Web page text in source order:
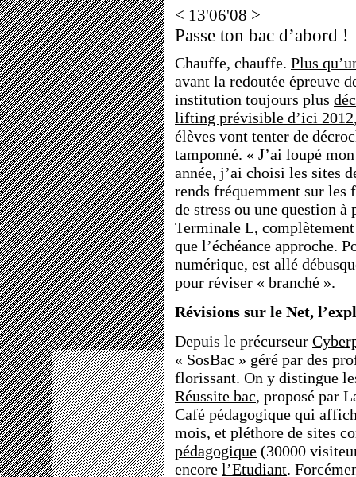
< 13'06'08 >
Passe ton bac d’abord !
Chauffe, chauffe. Plus
avant la redoutée épreuve
institution toujours plus
lifting prévisible d’ici 2012
élèves vont tenter de
tamponné. « J’ai loupé
année, j’ai choisi les sites
rends fréquemment sur les
de stress ou une question
Terminale L,
que l’échéance approche.
numérique, est allé
pour réviser « branché ».
Révisions sur le Net,
Depuis le précurseur
« SosBac » géré par des
florissant. On y distingue
Réussite bac, proposé par
Café pédagogique qui
mois, et pléthore de sites
pédagogique (30000
encore l’Etudiant.